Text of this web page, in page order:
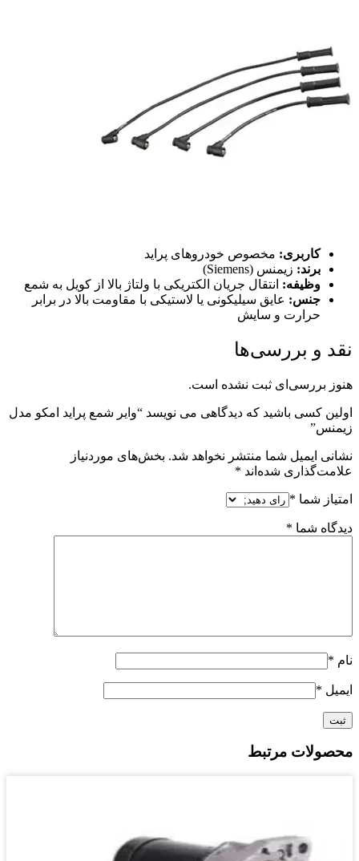
کاربری: مخصوص خودروهای پراید
برند: زیمنس (Siemens)
وظیفه: انتقال جریان الکتریکی با ولتاژ بالا از کویل به شمع
جنس: عایق سیلیکونی یا لاستیکی با مقاومت بالا در برابر
حرارت و سایش
نقد و بررسی‌ها
هنوز بررسی‌ای ثبت نشده است.
اولین کسی باشید که دیدگاهی می نویسد “وایر شمع پراید امکو مدل
زیمنس”
نشانی ایمیل شما منتشر نخواهد شد. بخش‌های موردنیاز
علامت‌گذاری شده‌اند *
امتیاز شما *
دیدگاه شما *
نام *
ایمیل *
محصولات مرتبط